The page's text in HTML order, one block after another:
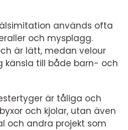
används ofta
och mysplagg.
är lätt, medan velour
känsla till både barn- och
är tåliga och
och kjolar, utan även
och andra projekt som